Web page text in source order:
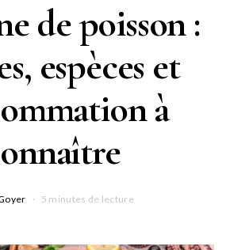
de poisson :
espèces et
à
5 minutes de lecture